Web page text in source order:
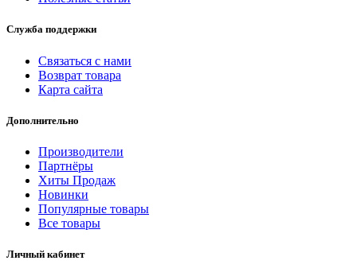
Служба поддержки
Связаться с нами
Возврат товара
Карта сайта
Дополнительно
Производители
Партнёры
Хиты Продаж
Новинки
Популярные товары
Все товары
Личный кабинет